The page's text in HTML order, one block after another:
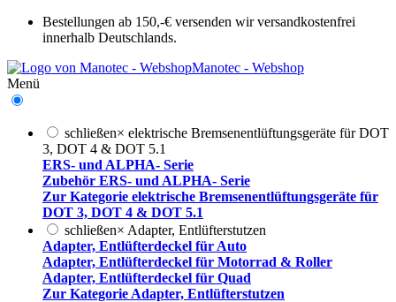
Bestellungen ab 150,-€ versenden wir versandkostenfrei
innerhalb Deutschlands.
Manotec - Webshop
Menü
schließen× elektrische Bremsenentlüftungsgeräte für DOT
3, DOT 4 & DOT 5.1
ERS- und ALPHA- Serie
Zubehör ERS- und ALPHA- Serie
Zur Kategorie elektrische Bremsenentlüftungsgeräte für
DOT 3, DOT 4 & DOT 5.1
schließen× Adapter, Entlüfterstutzen
Adapter, Entlüfterdeckel für Auto
Adapter, Entlüfterdeckel für Motorrad & Roller
Adapter, Entlüfterdeckel für Quad
Zur Kategorie Adapter, Entlüfterstutzen